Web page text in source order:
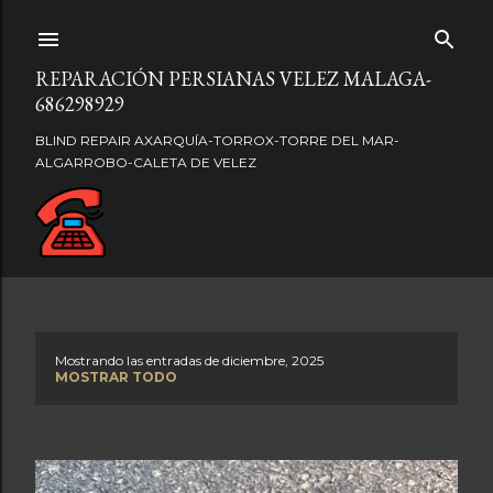
REPARACIÓN PERSIANAS VELEZ MALAGA-
686298929
BLIND REPAIR AXARQUÍA-TORROX-TORRE DEL MAR-
ALGARROBO-CALETA DE VELEZ
t
Mostrando las entradas de diciembre, 2025
MOSTRAR TODO